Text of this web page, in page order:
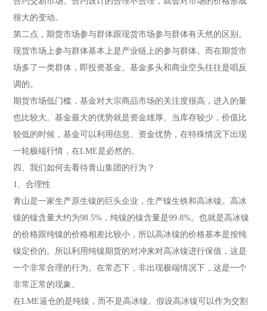
很大的变动。
第二点，期货市场参与群体跟现货市场参与群体有天然的区别。
现货市场上参与群体基本上是产业链上的参与群体。而在期货市
场多了一类群体，即投资基金。基金多头和商业空头往往是唱反
调的。
期货市场低门槛，基金对大宗商品市场的关注度很高，进入的量
也比较大。基金最大的优势就是资金雄厚。当库存较少，价值比
较低的时候，基金可以利用信息、资金优势，在特殊情况下出现
一轮极端行情，在LME是必然的。
四、我们如何去看待青山集团的行为？
1、合理性
青山是一家生产原生镍的巨头企业，生产镍生铁和高冰镍。高冰
镍的镍含量大约为98.5%，纯镍的镍含量是99.8%。也就是高冰镍
的价格跟纯镍的价格相差比较小，所以高冰镍的价格基本是按纯
镍定价的。所以利用纯镍期货的对冲来对高冰镍进行保值，这是
一个非常合理的行为。在常态下，非出现极端情况下，这是一个
非常正常的现象。
在LME逼仓的是纯镍，而不是高冰镍。假设高冰镍可以作为交割